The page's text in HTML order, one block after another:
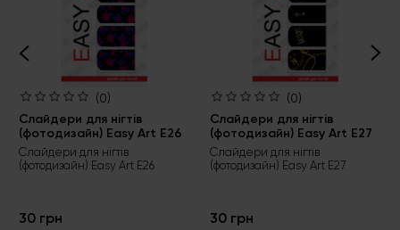
(0)
Слайдери для нігтів
(фотодизайн) Easy Art E26
Слайдери для нігтів
(фотодизайн) Easy Art E26
30 грн
(0)
Слайдери для нігтів
(фотодизайн) Easy Art E27
Слайдери для нігтів
(фотодизайн) Easy Art E27
30 грн